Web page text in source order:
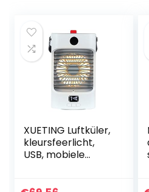
XUETING Luftküler,
kleursfeerlicht,
USB, mobiele